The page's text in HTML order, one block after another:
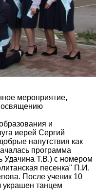
мероприятие,
и
иерей Сергий
напутствия как
программа
Удачина Т.В.) с номером
песенка" П.И.
После ученик 10
украшен танцем